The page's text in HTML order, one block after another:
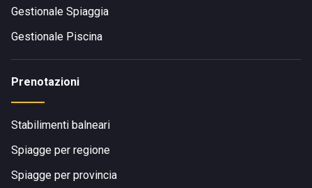
Gestionale Spiaggia
Gestionale Piscina
Prenotazioni
Stabilimenti balneari
Spiagge per regione
Spiagge per provincia